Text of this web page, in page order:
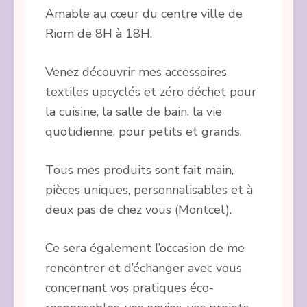
Amable au cœur du centre ville de
Riom de 8H à 18H.
Venez découvrir mes accessoires
textiles upcyclés et zéro déchet pour
la cuisine, la salle de bain, la vie
quotidienne, pour petits et grands.
Tous mes produits sont fait main,
pièces uniques, personnalisables et à
deux pas de chez vous (Montcel).
Ce sera également l’occasion de me
rencontrer et d’échanger avec vous
concernant vos pratiques éco-